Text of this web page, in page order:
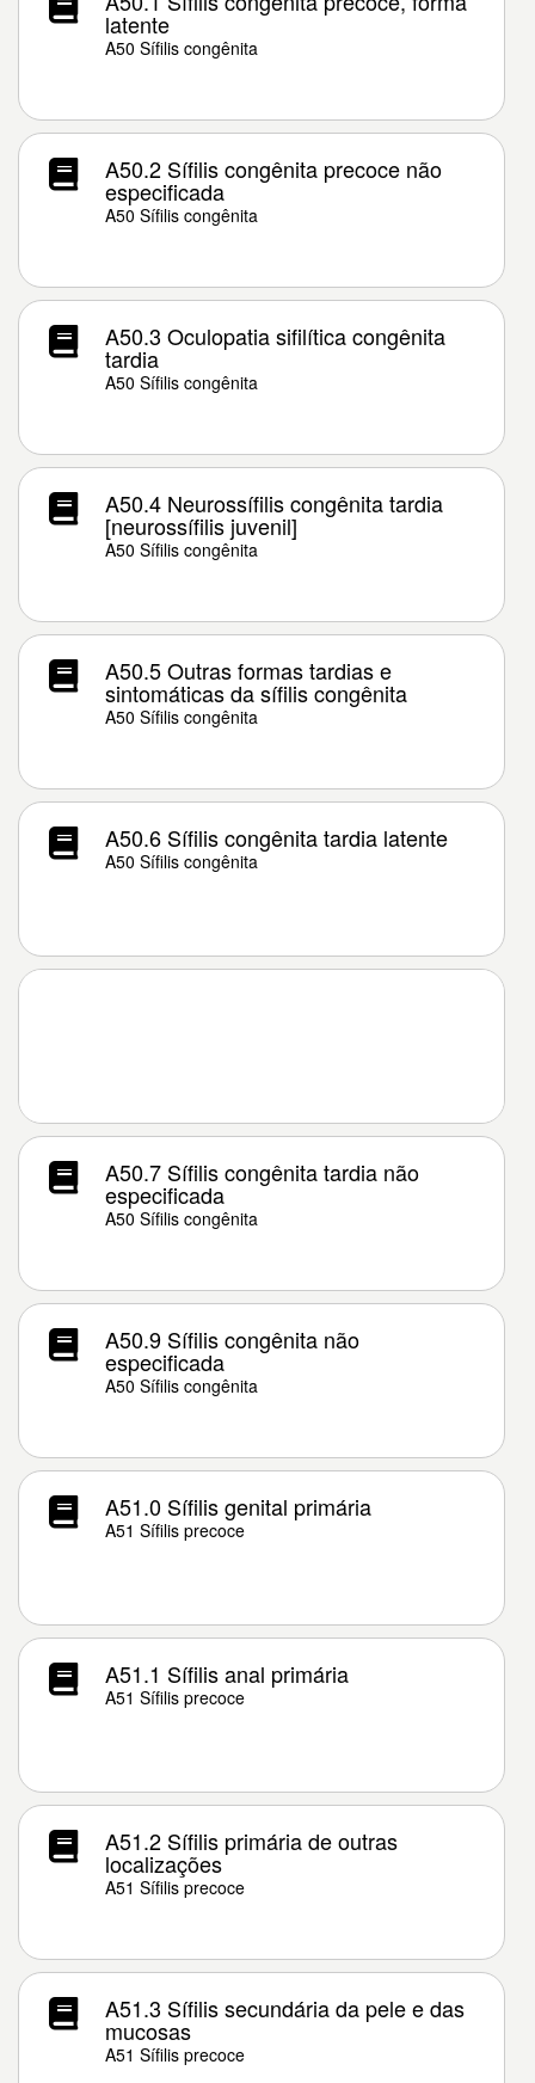
latente
A50 Sífilis congênita
A50.2 Sífilis congênita precoce não
especificada
A50 Sífilis congênita
A50.3 Oculopatia sifilítica congênita
tardia
A50 Sífilis congênita
A50.4 Neurossífilis congênita tardia
[neurossífilis juvenil]
A50 Sífilis congênita
A50.5 Outras formas tardias e
sintomáticas da sífilis congênita
A50 Sífilis congênita
A50.6 Sífilis congênita tardia latente
A50 Sífilis congênita
A50.7 Sífilis congênita tardia não
especificada
A50 Sífilis congênita
A50.9 Sífilis congênita não
especificada
A50 Sífilis congênita
A51.0 Sífilis genital primária
A51 Sífilis precoce
A51.1 Sífilis anal primária
A51 Sífilis precoce
A51.2 Sífilis primária de outras
localizações
A51 Sífilis precoce
A51.3 Sífilis secundária da pele e das
mucosas
A51 Sífilis precoce